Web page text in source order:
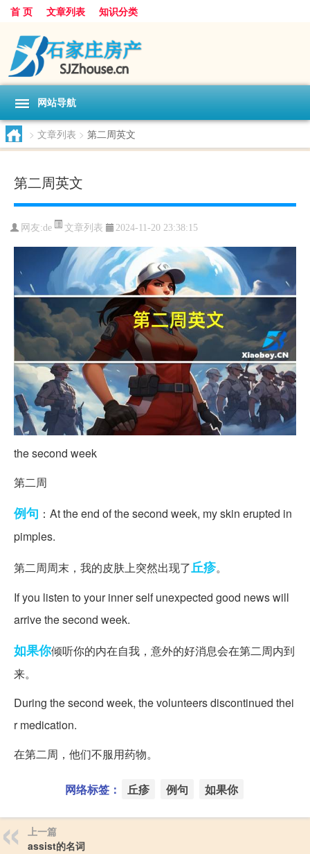
首 页 文章列表 知识分类
网站导航
> 文章列表 > 第二周英文
第二周英文
网友:de 文章列表 2024-11-20 23:38:15
the second week
第二周
例句 ：At the end of the second week, my skin erupted in
pimples.
第二周周末，我的皮肤上突然出现了丘疹。
If you listen to your inner self unexpected good news will
arrive the second week.
如果你倾听你的内在自我，意外的好消息会在第二周内到
来。
During the second week, the volunteers discontinued thei
r medication.
在第二周，他们不服用药物。
网络标签： 丘疹 例句 如果你
上一篇
assist的名词